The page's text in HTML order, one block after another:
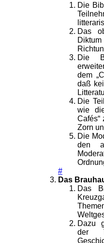
Die
Das
Die
dem
daß
Die
wie
Cafés“
Zorn
Die
den
#
Das
Das
Dazu
der